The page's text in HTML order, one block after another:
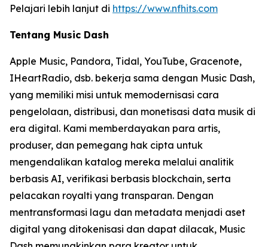
Pelajari lebih lanjut di https://www.nfhits.com
Tentang Music Dash
Apple Music, Pandora, Tidal, YouTube, Gracenote,
IHeartRadio, dsb. bekerja sama dengan Music Dash,
yang memiliki misi untuk memodernisasi cara
pengelolaan, distribusi, dan monetisasi data musik di
era digital. Kami memberdayakan para artis,
produser, dan pemegang hak cipta untuk
mengendalikan katalog mereka melalui analitik
berbasis AI, verifikasi berbasis blockchain, serta
pelacakan royalti yang transparan. Dengan
mentransformasi lagu dan metadata menjadi aset
digital yang ditokenisasi dan dapat dilacak, Music